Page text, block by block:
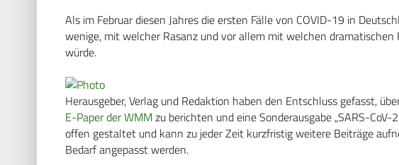
Als im Februar diesen Jahres die ersten Fälle von COVID-19 in
wenige, mit welcher Rasanz und vor allem mit welchen
würde.
Herausgeber, Verlag und Redaktion haben den Entschluss gefasst,
E-Paper der WMM zu berichten und eine Sonderausgabe „SARS-
offen gestaltet und kann zu jeder Zeit kurzfristig weitere Beiträge
Bedarf angepasst werden.